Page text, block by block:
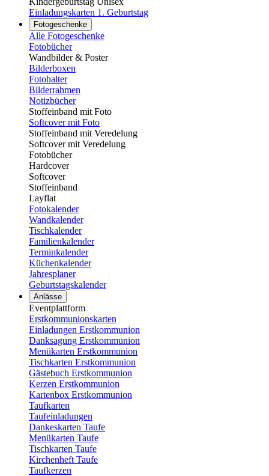
Einladungskarten 1. Geburtstag
Fotogeschenke
Alle Fotogeschenke
Fotobücher
Wandbilder & Poster
Bilderboxen
Fotohalter
Bilderrahmen
Notizbücher
Stoffeinband mit Foto
Softcover mit Foto
Stoffeinband mit Veredelung
Softcover mit Veredelung
Fotobücher
Hardcover
Softcover
Stoffeinband
Layflat
Fotokalender
Wandkalender
Tischkalender
Familienkalender
Terminkalender
Küchenkalender
Jahresplaner
Geburtstagskalender
Anlässe
Eventplattform
Erstkommunionskarten
Einladungen Erstkommunion
Danksagung Erstkommunion
Menükarten Erstkommunion
Tischkarten Erstkommunion
Gästebuch Erstkommunion
Kerzen Erstkommunion
Kartenbox Erstkommunion
Taufkarten
Taufeinladungen
Dankeskarten Taufe
Menükarten Taufe
Tischkarten Taufe
Kirchenheft Taufe
Taufkerzen